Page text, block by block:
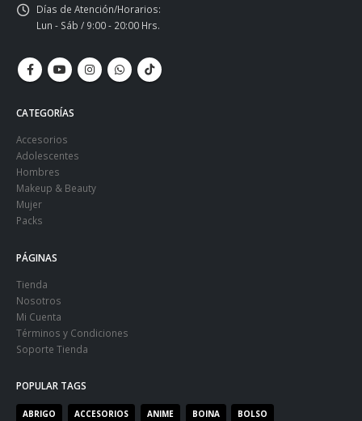
Días de Atención/Horarios:
Lun - Sáb / 9:00 - 20:00 Hrs.
CATEGORÍAS
Accesorios
Adolescentes
Hombres
Makeup & Beauty
Mujer
Packs
PÁGINAS
Tienda
Nosotros
Mi Cuenta
Términos y Condiciones
Soporte Tienda
POPULAR TAGS
ABRIGO ACCESORIOS ANIME BOINA BOLSO